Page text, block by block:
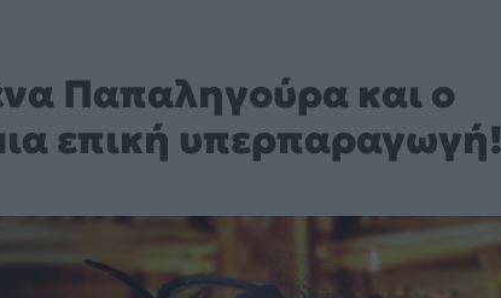
Παπαληγούρα και ο
επική υπερπαραγωγή!